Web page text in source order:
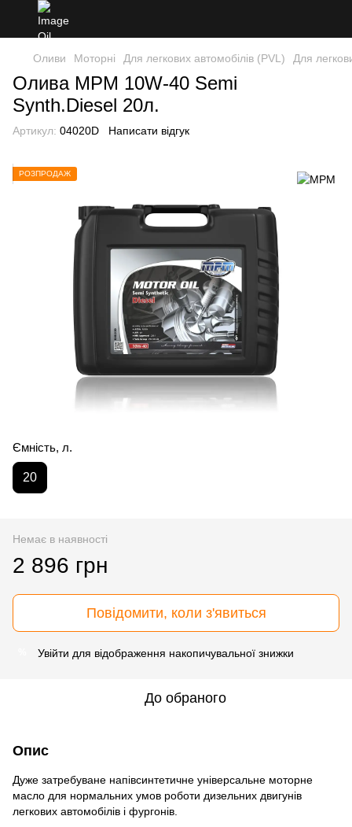
Оливи Моторні Для легкових автомобілів (PVL) Для
Олива MPM 10W-40 Semi
Synth.Diesel 20л.
Артикул: 04020D Написати відгук
РОЗПРОДАЖ
Ємність, л.
20
Немає в наявності
2 896 грн
Повідомити, коли з'явиться
Увійти для відображення накопичувальної знижки
До обраного
Опис
Дуже затребуване напівсинтетичне універсальне моторне
масло для нормальних умов роботи дизельних двигунів
легкових автомобілів і фургонів.